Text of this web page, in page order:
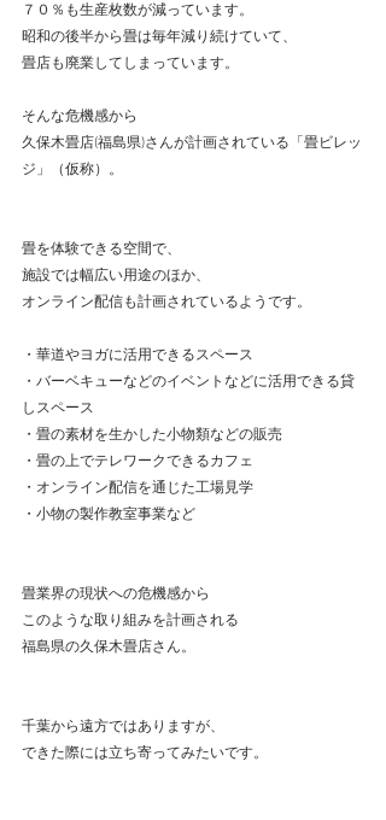
７０％も生産枚数が減っています。
昭和の後半から畳は毎年減り続けていて、
畳店も廃業してしまっています。
そんな危機感から
久保木畳店(福島県)さんが計画されている「畳ビレッ
ジ」（仮称）。
畳を体験できる空間で、
施設では幅広い用途のほか、
オンライン配信も計画されているようです。
・華道やヨガに活用できるスペース
・バーベキューなどのイベントなどに活用できる貸
しスペース
・畳の素材を生かした小物類などの販売
・畳の上でテレワークできるカフェ
・オンライン配信を通じた工場見学
・小物の製作教室事業など
畳業界の現状への危機感から
このような取り組みを計画される
福島県の久保木畳店さん。
千葉から遠方ではありますが、
できた際には立ち寄ってみたいです。